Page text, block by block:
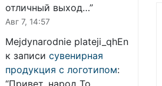
отличный выход…”
Авг 7, 14:57
Mejdynarodnie plateji_qhEn
к записи сувенирная
продукция с логотипом: